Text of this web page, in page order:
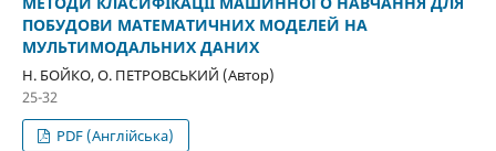
ПОБУДОВИ МАТЕМАТИЧНИХ МОДЕЛЕЙ НА
МУЛЬТИМОДАЛЬНИХ ДАНИХ
Н. БОЙКО, О. ПЕТРОВСЬКИЙ (Автор)
25-32
PDF (Англійська)